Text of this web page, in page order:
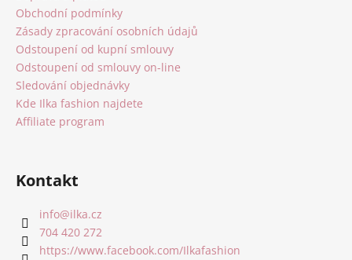
Obchodní podmínky
Zásady zpracování osobních údajů
Odstoupení od kupní smlouvy
Odstoupení od smlouvy on-line
Sledování objednávky
Kde Ilka fashion najdete
Affiliate program
Kontakt
info@ilka.cz
704 420 272
https://www.facebook.com/Ilkafashion